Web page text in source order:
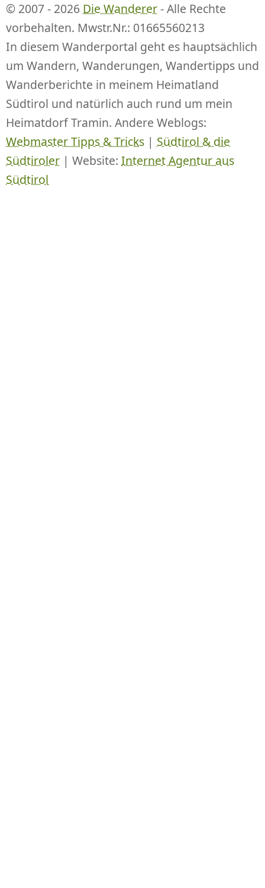
© 2007 - 2026 Die Wanderer- Alle Rechte
vorbehalten. Mwstr.Nr.: 01665560213
In diesem Wanderportal geht es hauptsächlich
um Wandern, Wanderungen, Wandertipps und
Wanderberichte in meinem Heimatland
Südtirol und natürlich auch rund um mein
Heimatdorf Tramin. Andere Weblogs:
Webmaster Tipps & Tricks | Südtirol & die
Südtiroler | Website: Internet Agentur aus
Südtirol